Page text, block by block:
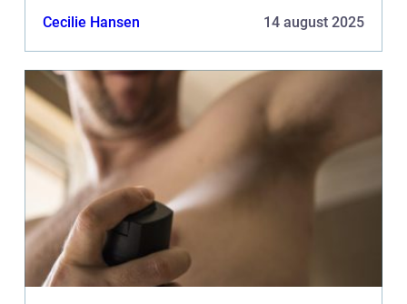
Cecilie Hansen 14 august 2025